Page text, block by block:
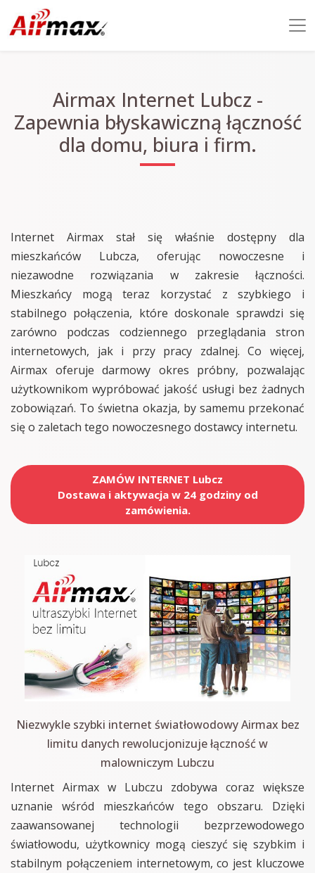
Airmax Internet Lubcz -
Zapewnia błyskawiczną łączność
dla domu, biura i firm.
Internet Airmax stał się właśnie dostępny dla
mieszkańców Lubcza, oferując nowoczesne i
niezawodne rozwiązania w zakresie łączności.
Mieszkańcy mogą teraz korzystać z szybkiego i
stabilnego połączenia, które doskonale sprawdzi się
zarówno podczas codziennego przeglądania stron
internetowych, jak i przy pracy zdalnej. Co więcej,
Airmax oferuje darmowy okres próbny, pozwalając
użytkownikom wypróbować jakość usługi bez żadnych
zobowiązań. To świetna okazja, by samemu przekonać
się o zaletach tego nowoczesnego dostawcy internetu.
ZAMÓW INTERNET Lubcz
Dostawa i aktywacja w 24 godziny od
zamówienia.
Niezwykle szybki internet światłowodowy Airmax bez
limitu danych rewolucjonizuje łączność w
malowniczym Lubczu
Internet Airmax w Lubczu zdobywa coraz większe
uznanie wśród mieszkańców tego obszaru. Dzięki
zaawansowanej technologii bezprzewodowego
światłowodu, użytkownicy mogą cieszyć się szybkim i
stabilnym połączeniem internetowym, co jest kluczowe